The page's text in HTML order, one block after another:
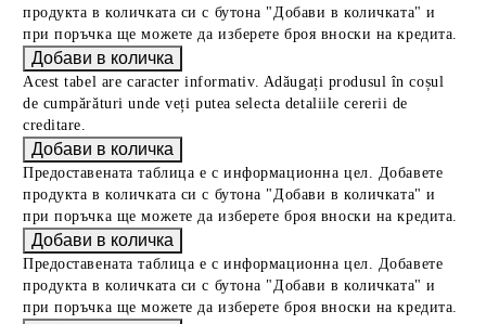
продукта в количката си с бутона "Добави в количката" и
при поръчка ще можете да изберете броя вноски на кредита.
Acest tabel are caracter informativ. Adăugați produsul în coșul
de cumpărături unde veți putea selecta detaliile cererii de
creditare.
Предоставената таблица е с информационна цел. Добавете
продукта в количката си с бутона "Добави в количката" и
при поръчка ще можете да изберете броя вноски на кредита.
Предоставената таблица е с информационна цел. Добавете
продукта в количката си с бутона "Добави в количката" и
при поръчка ще можете да изберете броя вноски на кредита.